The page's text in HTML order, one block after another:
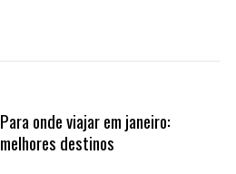
Para onde viajar em janeiro:
melhores destinos